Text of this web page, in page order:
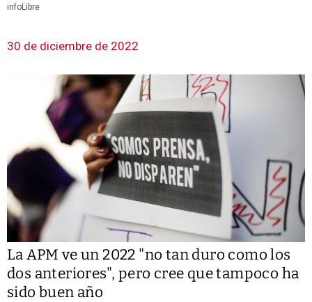
infoLibre
30 de diciembre de 2022
La APM ve un 2022 "no tan duro como los
dos anteriores", pero cree que tampoco ha
sido buen año